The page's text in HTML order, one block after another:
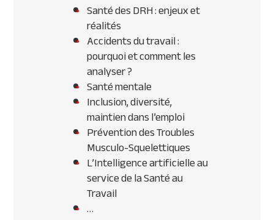
Santé des DRH : enjeux et
réalités
Accidents du travail :
pourquoi et comment les
analyser ?
Santé mentale
Inclusion, diversité,
maintien dans l’emploi
Prévention des Troubles
Musculo-Squelettiques
L’Intelligence artificielle au
service de la Santé au
Travail
…